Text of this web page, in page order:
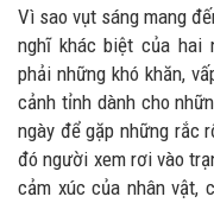
Vì sao vụt sáng mang
nghĩ khác biệt của hai
phải những khó khăn,
cảnh tỉnh dành cho
ngày để gặp những rắc
đó người xem rơi vào
cảm xúc của nhân vật,